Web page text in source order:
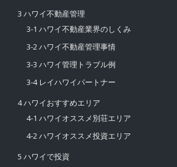
3 ハワイ不動産管理
3-1 ハワイ不動産業界のしくみ
3-2 ハワイ不動産管理事情
3-3 ハワイ管理トラブル例
3-4 レイハワイパートナー
4 ハワイおすすめエリア
4-1 ハワイオススメ別荘エリア
4-2 ハワイオススメ投資エリア
5 ハワイで投資